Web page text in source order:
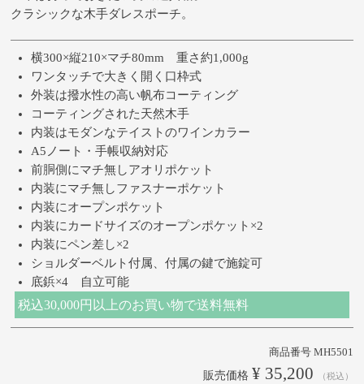
クラシックな木手ダレスポーチ。
横300×縦210×マチ80mm 重さ約1,000g
ワンタッチで大きく開く口枠式
外装は撥水性の高い帆布コーティング
コーティングされた天然木手
内装はモダンなテイストのワインカラー
A5ノート・手帳収納対応
前胴側にマチ無しアオリポケット
内装にマチ無しファスナーポケット
内装にオープンポケット
内装にカードサイズのオープンポケット×2
内装にペン差し×2
ショルダーベルト付属、付属の鍵で施錠可
底鋲×4 自立可能
税込30,000円以上のお買い物で送料無料
商品番号 MH5501
販売価格 ¥ 35,200 税込